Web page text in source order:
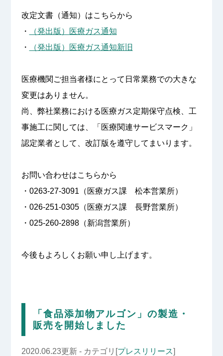
改定文書（通知）はこちらから
・
（発出版）医療ガス通知
・
（発出版）医療ガス通知新旧
医療機関ご担当者様にとって日常業務での大きな
変更はありません。
尚、弊社業務における医療ガス定期保守点検、工
事施工に関しては、「医療関連サービスマーク」
認定業者として、改訂版を遵守してまいります。
お問い合わせはこちらから
・0263-27-3091（医療ガス課 松本営業所）
・026-251-0305（医療ガス課 長野営業所）
・025-260-2898（新潟営業所）
今後もよろしくお願い申し上げます。
「食品添加物アルゴン」の製造・
販売を開始しました
2020.06.23更新 - カテゴリ[プレスリリース]